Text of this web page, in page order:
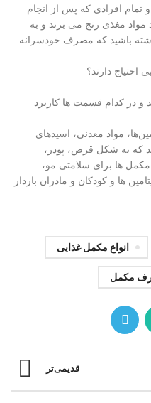
و تمام افرادی که پس از انجام
مغذی رنج می برند و به
باشید که مصرف خودسرانه
در کدام قسمت ها کاربرد
مواد معدنی، اسیدهای
که به شکل قرص، پودر،
ها برای سلامتی مو،
ها و کودکان و مادران باردار
انواع مکمل غذایی
مکمل
قدیمی‌تر